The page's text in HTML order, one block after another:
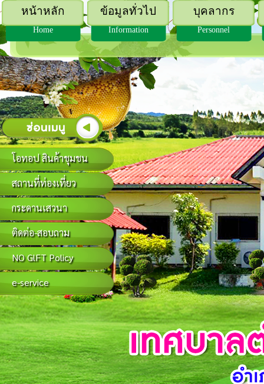
โอทอป สินค้าชุมชน
สถานที่ท่องเที่ยว
กระดานเสวนา
ติดต่อ-สอบถาม
NO GlFT Policy
e-service
หน้าหลัก
Home
ข้อมูลทั่วไป
Information
บุคลากร
Personnel